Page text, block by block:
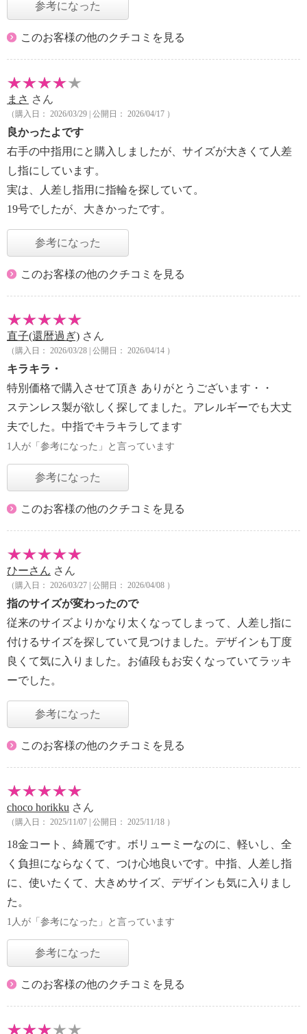
参考になった
このお客様の他のクチコミを見る
まさ さん
（購入日： 2026/03/29 | 公開日： 2026/04/17 ）
良かったよです
右手の中指用にと購入しましたが、サイズが大きくて人差
し指にしています。
実は、人差し指用に指輪を探していて。
19号でしたが、大きかったです。
参考になった
このお客様の他のクチコミを見る
直子(還暦過ぎ) さん
（購入日： 2026/03/28 | 公開日： 2026/04/14 ）
キラキラ・
特別価格で購入させて頂き ありがとうございます・・
ステンレス製が欲しく探してました。アレルギーでも大丈
夫でした。中指でキラキラしてます
1人が「参考になった」と言っています
参考になった
このお客様の他のクチコミを見る
ひーさん さん
（購入日： 2026/03/27 | 公開日： 2026/04/08 ）
指のサイズが変わったので
従来のサイズよりかなり太くなってしまって、人差し指に
付けるサイズを探していて見つけました。デザインも丁度
良くて気に入りました。お値段もお安くなっていてラッキ
ーでした。
参考になった
このお客様の他のクチコミを見る
choco horikku さん
（購入日： 2025/11/07 | 公開日： 2025/11/18 ）
18金コート、綺麗です。ボリューミーなのに、軽いし、全
く負担にならなくて、つけ心地良いです。中指、人差し指
に、使いたくて、大きめサイズ、デザインも気に入りまし
た。
1人が「参考になった」と言っています
参考になった
このお客様の他のクチコミを見る